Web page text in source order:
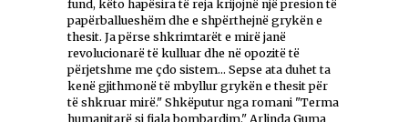
fund, këto hapësira të reja krijojnë një presion të
papërballueshëm dhe e shpërthejnë grykën e
thesit. Ja përse shkrimtarët e mirë janë
revolucionarë të kulluar dhe në opozitë të
përjetshme me çdo sistem... Sepse ata duhet ta
kenë gjithmonë të mbyllur grykën e thesit për
të shkruar mirë." Shkëputur nga romani "Terma
humanitarë si fjala bombardim." Arlinda Guma